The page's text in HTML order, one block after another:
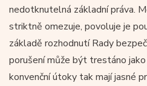
nedotknutelná základní práva.
striktně omezuje, povoluje je
základě rozhodnutí Rady
porušení může být trestáno
konvenční útoky tak mají jasné